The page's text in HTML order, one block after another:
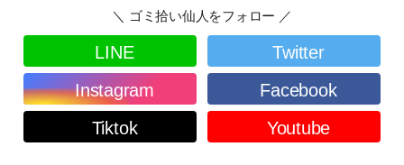
＼ ゴミ拾い仙人をフォロー ／
LINE
Twitter
Instagram
Facebook
Tiktok
Youtube